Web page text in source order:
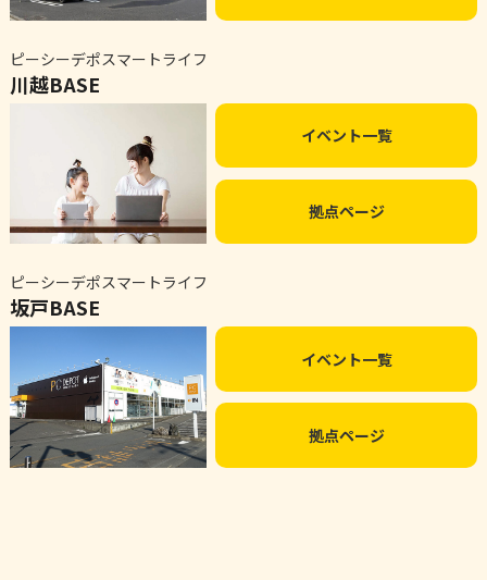
ピーシーデポスマートライフ
川越BASE
イベント一覧
拠点ページ
ピーシーデポスマートライフ
坂戸BASE
イベント一覧
拠点ページ